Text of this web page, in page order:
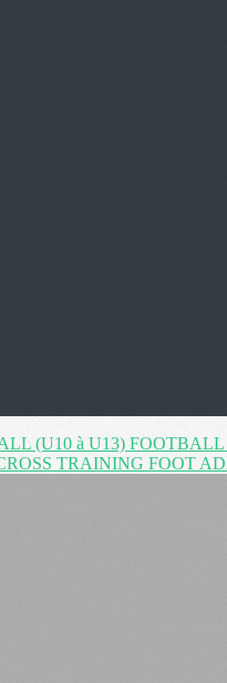
(U10 à U13) FOOTBALL
TRAINING FOOT